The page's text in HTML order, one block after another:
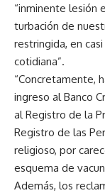
“inminente lesión
turbación de
restringida, en
cotidiana”.
“Concretamente,
ingreso al Banco
al Registro de la
Registro de las
religioso, por
esquema de
Además, los